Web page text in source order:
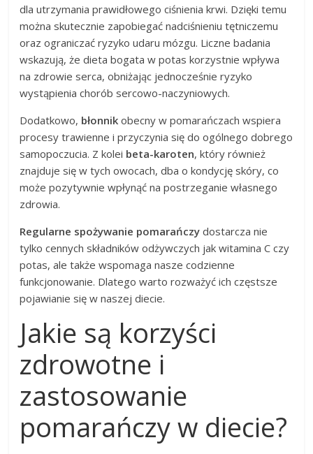
dla utrzymania prawidłowego ciśnienia krwi. Dzięki temu
można skutecznie zapobiegać nadciśnieniu tętniczemu
oraz ograniczać ryzyko udaru mózgu. Liczne badania
wskazują, że dieta bogata w potas korzystnie wpływa
na zdrowie serca, obniżając jednocześnie ryzyko
wystąpienia chorób sercowo-naczyniowych.
Dodatkowo, błonnik obecny w pomarańczach wspiera
procesy trawienne i przyczynia się do ogólnego dobrego
samopoczucia. Z kolei beta-karoten, który również
znajduje się w tych owocach, dba o kondycję skóry, co
może pozytywnie wpłynąć na postrzeganie własnego
zdrowia.
Regularne spożywanie pomarańczy dostarcza nie
tylko cennych składników odżywczych jak witamina C czy
potas, ale także wspomaga nasze codzienne
funkcjonowanie. Dlatego warto rozważyć ich częstsze
pojawianie się w naszej diecie.
Jakie są korzyści
zdrowotne i
zastosowanie
pomarańczy w diecie?